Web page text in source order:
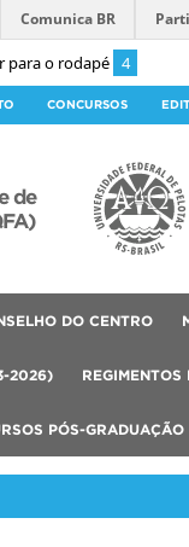
para o rodapé 4
Comunica BR
CONCURSOS
de
DO CENTRO
2026) REGIMENTOS
PÓS-GRADUAÇÃO